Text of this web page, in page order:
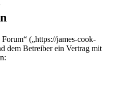
(„https://james-cook-
dem Betreiber ein Vertrag mit